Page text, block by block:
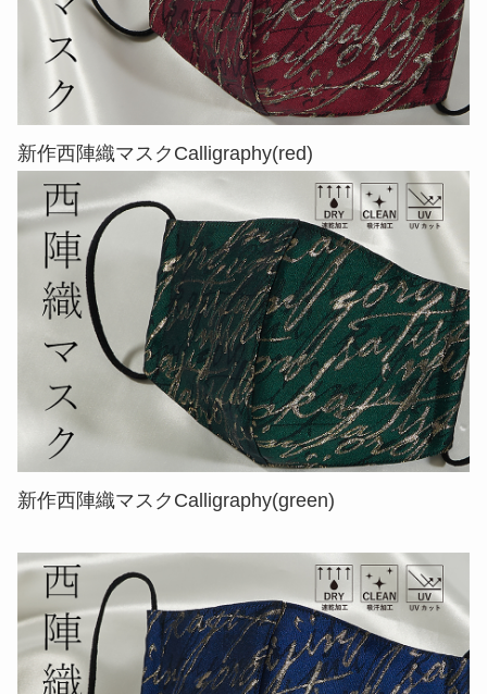
新作西陣織マスクCalligraphy(red)
新作西陣織マスクCalligraphy(green)